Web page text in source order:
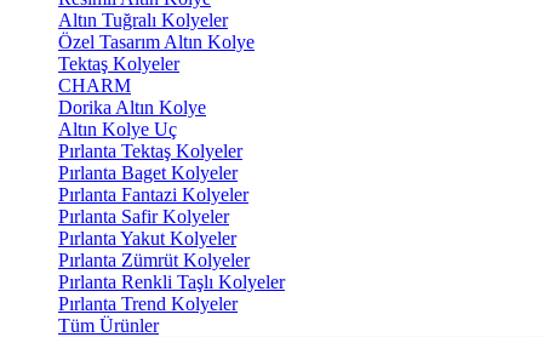
Altın Tuğralı Kolyeler
Özel Tasarım Altın Kolye
Tektaş Kolyeler
CHARM
Dorika Altın Kolye
Altın Kolye Uç
Pırlanta Tektaş Kolyeler
Pırlanta Baget Kolyeler
Pırlanta Fantazi Kolyeler
Pırlanta Safir Kolyeler
Pırlanta Yakut Kolyeler
Pırlanta Zümrüt Kolyeler
Pırlanta Renkli Taşlı Kolyeler
Pırlanta Trend Kolyeler
Tüm Ürünler